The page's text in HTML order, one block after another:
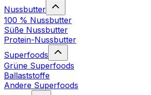
Nussbutter
100 % Nussbutter
Süße Nussbutter
Protein-Nussbutter
Superfoods
Grüne Superfoods
Ballaststoffe
Andere Superfoods